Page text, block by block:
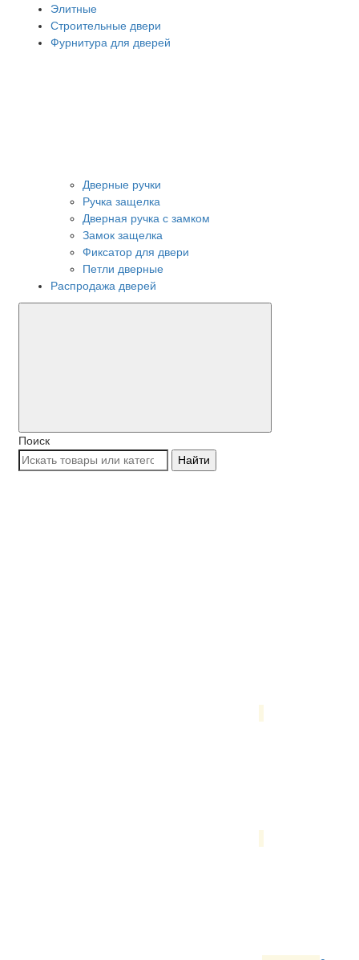
Элитные
Строительные двери
Фурнитура для дверей
Дверные ручки
Ручка защелка
Дверная ручка с замком
Замок защелка
Фиксатор для двери
Петли дверные
Распродажа дверей
Поиск
Найти